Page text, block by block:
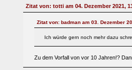
Zitat von: totti am 04. Dezember 2021,
Zitat von: badman am 03. Dezember
Ich würde gern noch mehr dazu
Zu dem Vorfall von vor 10 Jahren!?